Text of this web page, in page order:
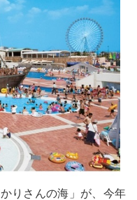
りさんの海」が、今年